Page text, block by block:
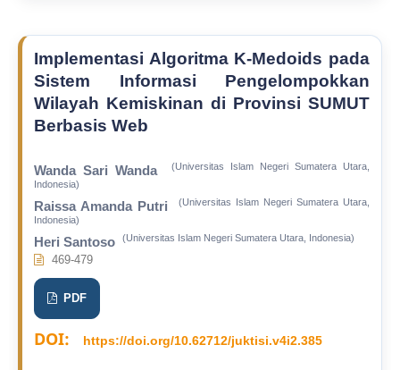
Implementasi Algoritma K-Medoids pada
Sistem Informasi Pengelompokkan
Wilayah Kemiskinan di Provinsi SUMUT
Berbasis Web
Wanda Sari Wanda
(Universitas Islam Negeri Sumatera Utara,
Indonesia)
Raissa Amanda Putri
(Universitas Islam Negeri Sumatera Utara,
Indonesia)
Heri Santoso (Universitas Islam Negeri Sumatera Utara, Indonesia)
469-479
PDF
DOI: https://doi.org/10.62712/juktisi.v4i2.385